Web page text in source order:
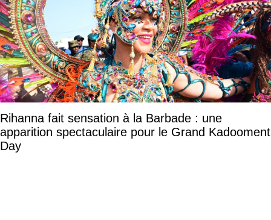
Rihanna fait sensation à la Barbade : une
apparition spectaculaire pour le Grand Kadooment
Day